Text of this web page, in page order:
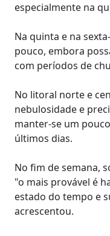
especialmente na
Na quinta e na
pouco, embora
com períodos de
No litoral norte e
nebulosidade e
manter-se um
últimos dias.
No fim de semana,
"o mais provável é
estado do tempo e
acrescentou.